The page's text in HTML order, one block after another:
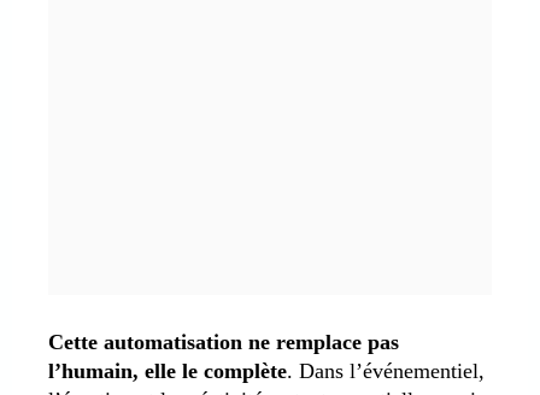
Cette automatisation ne remplace pas
l’humain, elle le complète. Dans l’événementiel,